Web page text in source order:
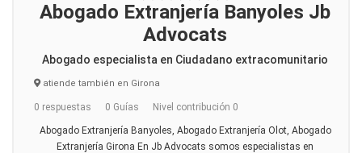
Abogado Extranjería Banyoles Jb
Advocats
Abogado especialista en Ciudadano extracomunitario
atiende también en Girona
0 respuestas 0 Guías Nivel contribución 0
Abogado Extranjería Banyoles, Abogado Extranjería Olot, Abogado
Extranjería Girona En Jb Advocats somos especialistas en